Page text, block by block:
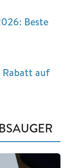
Beste
Rabatt auf